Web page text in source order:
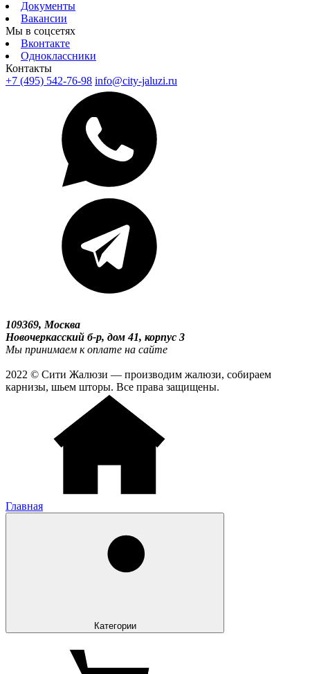
Документы
Вакансии
Мы в соцсетях
Вконтакте
Одноклассники
Контакты
+7 (495) 542-76-98 info@city-jaluzi.ru
109369, Москва
Новочеркасский б-р, дом 41, корпус 3
Мы принимаем к оплате на сайте
2022 © Сити Жалюзи — производим жалюзи, собираем
карнизы, шьем шторы. Все права защищены.
Главная
Категории